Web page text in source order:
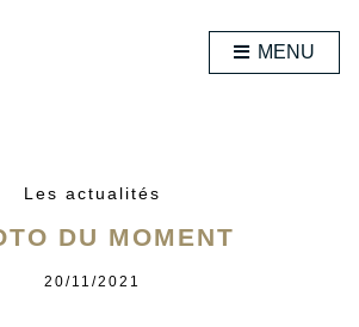
MENU
Les actualités
DU MOMENT
20/11/2021